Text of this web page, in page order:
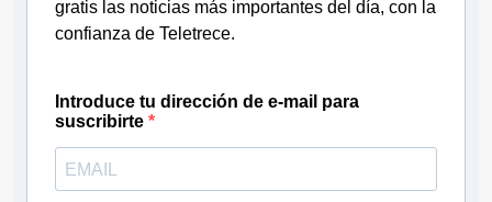
gratis las noticias más importantes del día, con la
confianza de Teletrece.
Introduce tu dirección de e-mail para
suscribirte